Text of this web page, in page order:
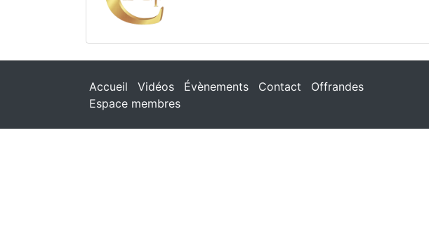
Accueil Vidéos Évènements Contact
Offrandes
Espace membres